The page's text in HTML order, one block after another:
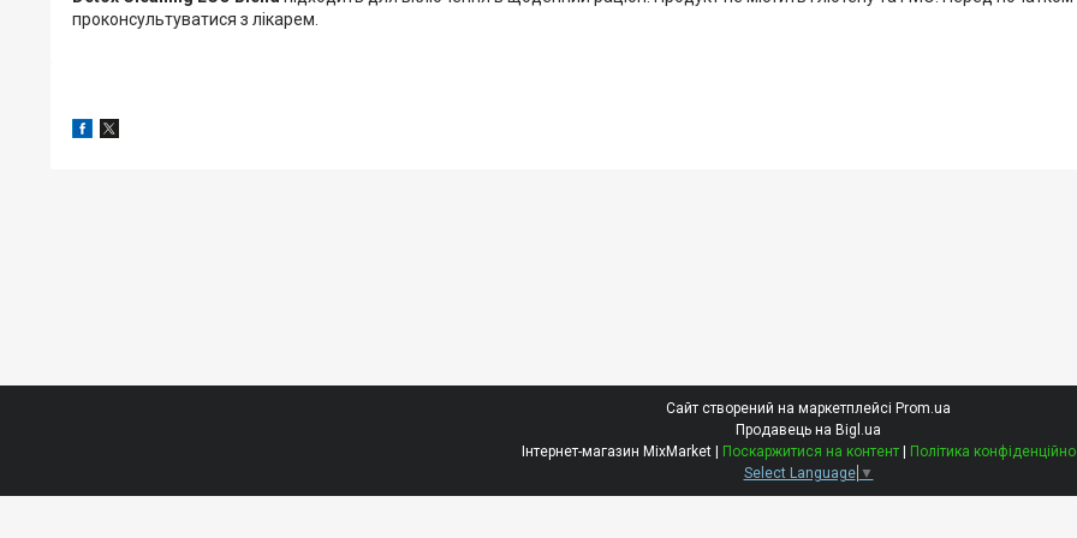
проконсультуватися з лікарем.
Сайт створений на маркетплейсі Prom.ua
Продавець на Bigl.ua
Інтернет-магазин MixMarket | Поскаржитися на контент | Політика
Select Language ▼